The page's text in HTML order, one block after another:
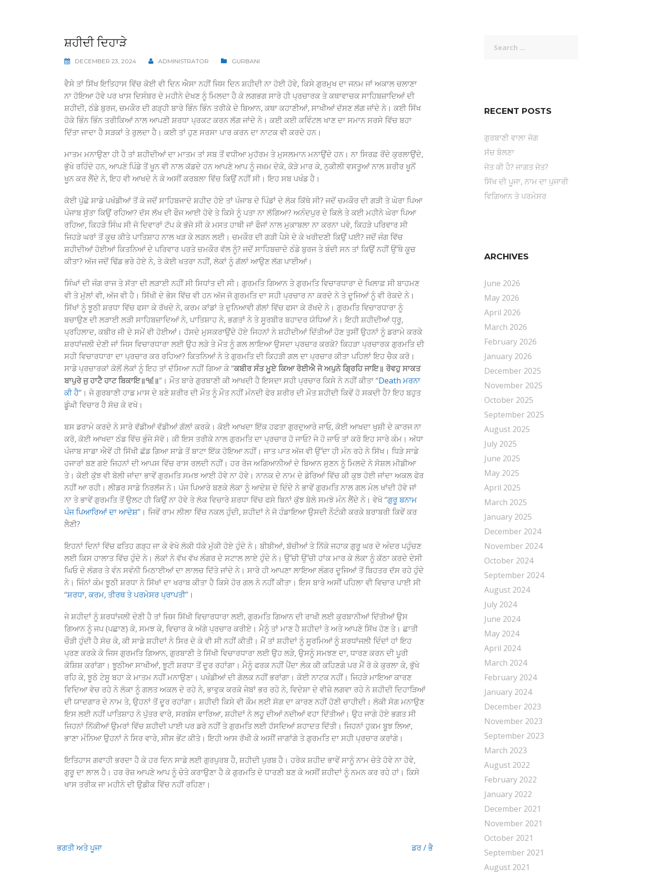
ਸ਼ਹੀਦੀ ਦਿਹਾੜੇ
DECEMBER 23, 2024 ADMINISTRATOR GURBANI
ਵੈਸੇ ਤਾਂ ਸਿੱਖ ਇਤਿਹਾਸ ਵਿੱਚ ਕੋਈ ਵੀ ਦਿਨ ਐਸਾ ਨਹੀਂ ਜਿਸ ਦਿਨ ਸ਼ਹੀਦੀ ਨਾ ਹੋਈ ਹੋਵੇ, ਕਿਸੇ ਗੁਰਮੁਖ ਦਾ ਜਨਮ ਜਾਂ ਅਕਾਲ ਚਲਾਣਾ
ਨਾ ਹੋਇਆ ਹੋਵੇ ਪਰ ਖਾਸ ਦਿਸੰਬਰ ਦੇ ਮਹੀਨੇ ਦੇਖਣ ਨੂੰ ਮਿਲਦਾ ਹੈ ਕੇ ਲਗਭਗ ਸਾਰੇ ਹੀ ਪ੍ਰਚਾਰਕ ਤੇ ਕਥਾਵਾਚਕ ਸਾਹਿਬਜ਼ਾਦਿਆਂ ਦੀ
ਸ਼ਹੀਦੀ, ਠੰਡੇ ਬੁਰਜ, ਚਮਕੌਰ ਦੀ ਗੜ੍ਹੀ ਬਾਰੇ ਭਿੰਨ ਭਿੰਨ ਤਰੀਕੇ ਦੇ ਬਿਆਨ, ਕਥਾ ਕਹਾਣੀਆਂ, ਸਾਖੀਆਂ ਦੱਸਣ ਲੱਗ ਜਾਂਦੇ ਨੇ। ਕਈ ਸਿੱਖ
ਹੋਕੇ ਭਿੰਨ ਭਿੰਨ ਤਰੀਕਿਆਂ ਨਾਲ ਆਪਣੀ ਸ਼ਰਧਾ ਪ੍ਰਕਟ ਕਰਨ ਲੱਗ ਜਾਂਦੇ ਨੇ। ਕਈ ਕਈ ਕਵਿੰਟਲ ਖਾਣ ਦਾ ਸਮਾਨ ਸਰਸੇ ਵਿੱਚ ਬਹਾ
ਦਿੱਤਾ ਜਾਦਾ ਹੈ ਸੜਕਾਂ ਤੇ ਰੁਲਦਾ ਹੈ। ਕਈ ਤਾਂ ਹੁਣ ਸਰਸਾ ਪਾਰ ਕਰਨ ਦਾ ਨਾਟਕ ਵੀ ਕਰਦੇ ਹਨ।
ਮਾਤਮ ਮਨਾਉਣਾ ਹੀ ਹੈ ਤਾਂ ਸ਼ਹੀਦੀਆਂ ਦਾ ਮਾਤਮ ਤਾਂ ਸਬ ਤੋਂ ਵਧੀਆ ਮੁਹੱਰਮ ਤੇ ਮੁਸਲਮਾਨ ਮਨਾਉਂਦੇ ਹਨ। ਨਾ ਸਿਰਫ਼ ਰੋਂਦੇ ਕੁਰਲਾਉਂਦੇ,
ਭੁੱਖੇ ਰਹਿੰਦੇ ਹਨ, ਆਪਣੇ ਪਿੰਡੇ ਤੋਂ ਖੂਨ ਵੀ ਨਾਲ ਕੱਡਦੇ ਹਨ ਆਪਣੇ ਆਪ ਨੂੰ ਜਖ਼ਮ ਦੇਕੇ, ਕੋੜੇ ਮਾਰ ਕੇ, ਨੁਕੀਲੀ ਵਸਤੂਆਂ ਨਾਲ ਸ਼ਰੀਰ ਖੂਨੋਂ
ਖੂਨ ਕਰ ਲੈਂਦੇ ਨੇ, ਇਹ ਵੀ ਆਖਦੇ ਨੇ ਕੇ ਅਸੀਂ ਕਰਬਲਾ ਵਿੱਚ ਕਿਉਂ ਨਹੀਂ ਸੀ। ਇਹ ਸਬ ਪਖੰਡ ਹੈ।
ਕੋਈ ਪੁੱਛੇ ਸਾਡੇ ਪਖੰਡੀਆਂ ਤੋਂ ਕੇ ਜਦੋਂ ਸਾਹਿਬਜਾਦੇ ਸ਼ਹੀਦ ਹੋਏ ਤਾਂ ਪੰਜਾਬ ਦੇ ਪਿੰਡਾਂ ਦੇ ਲੋਕ ਕਿੱਥੇ ਸੀ? ਜਦੋਂ ਚਮਕੌਰ ਦੀ ਗੜੀ ਤੇ ਘੇਰਾ ਪਿਆ
ਪੰਜਾਬ ਸੁੱਤਾ ਕਿਉਂ ਰਹਿਆ? ਦੱਸ ਲੱਖ ਦੀ ਫੌਜ ਆਈ ਹੋਵੇ ਤੇ ਕਿਸੇ ਨੂੰ ਪਤਾ ਨਾ ਲੱਗਿਆ? ਅਨੰਦਪੁਰ ਦੇ ਕਿਲੇ ਤੇ ਕਈ ਮਹੀਨੇ ਘੇਰਾ ਪਿਆ
ਰਹਿਆ, ਕਿਹੜੇ ਸਿੰਘ ਸੀ ਜੋ ਦਿਵਾਰਾਂ ਟੱਪ ਕੇ ਭੱਜੇ ਸੀ ਕੇ ਮਸਤ ਹਾਥੀ ਜਾਂ ਫੌਜਾਂ ਨਾਲ ਮੁਕਾਬਲਾ ਨਾ ਕਰਨਾ ਪਵੇ, ਕਿਹੜੇ ਪਰਿਵਾਰ ਸੀ
ਜਿਹੜੇ ਘਰਾਂ ਤੋਂ ਕੂਚ ਕੀਤੇ ਪਾਤਿਸ਼ਾਹ ਨਾਲ ਖੜ ਕੇ ਲੜਨ ਲਈ। ਚਮਕੌਰ ਦੀ ਗੜੀ ਪੈਸੇ ਦੇ ਕੇ ਖਰੀਦਣੀ ਕਿਉਂ ਪਈ? ਜਦੋਂ ਜੰਗ ਵਿੱਚ
ਸ਼ਹੀਦੀਆਂ ਹੋਈਆਂ ਕਿਤਨਿਆਂ ਦੇ ਪਰਿਵਾਰ ਪਰਤੇ ਚਮਕੌਰ ਵੱਲ ਨੂੰ? ਜਦੋਂ ਸਾਹਿਬਜ਼ਾਦੇ ਠੰਡੇ ਬੁਰਜ ਤੇ ਬੰਦੀ ਸਨ ਤਾਂ ਕਿਉਂ ਨਹੀਂ ਉੱਥੇ ਕੂਚ
ਕੀਤਾ? ਅੱਜ ਜਦੋਂ ਢਿੱਡ ਭਰੇ ਹੋਏ ਨੇ, ਤੇ ਕੋਈ ਖਤਰਾ ਨਹੀਂ, ਲੋਕਾਂ ਨੂੰ ਗੱਲਾਂ ਆਉਣ ਲੱਗ ਪਾਈਆਂ।
ਸਿੰਘਾਂ ਦੀ ਜੰਗ ਰਾਜ ਤੇ ਸੱਤਾ ਦੀ ਲੜਾਈ ਨਹੀਂ ਸੀ ਸਿਧਾਂਤ ਦੀ ਸੀ। ਗੁਰਮਤਿ ਗਿਆਨ ਤੇ ਗੁਰਮਤਿ ਵਿਚਾਰਧਾਰਾ ਦੇ ਖਿਲਾਫ਼ ਸੀ ਬਾਹਮਣ
ਵੀ ਤੇ ਮੁੱਲਾਂ ਵੀ, ਅੱਜ ਵੀ ਹੈ। ਸਿੱਖੀ ਦੇ ਭੇਸ ਵਿੱਚ ਵੀ ਹਨ ਅੱਜ ਜੋ ਗੁਰਮਤਿ ਦਾ ਸਹੀ ਪ੍ਰਚਾਰ ਨਾ ਕਰਦੇ ਨੇ ਤੇ ਦੂਜਿਆਂ ਨੂੰ ਵੀ ਰੋਕਦੇ ਨੇ।
ਸਿੱਖਾਂ ਨੂੰ ਝੂਠੀ ਸ਼ਰਧਾ ਵਿੱਚ ਫਸਾ ਕੇ ਰੱਖਦੇ ਨੇ, ਕਰਮ ਕਾਂਡਾਂ ਤੇ ਦੁਨਿਆਵੀ ਗੱਲਾਂ ਵਿੱਚ ਫਸਾ ਕੇ ਰੱਖਦੇ ਨੇ। ਗੁਰਮਤਿ ਵਿਚਾਰਧਾਰਾ ਨੂੰ
ਬਚਾਉਣ ਦੀ ਲੜਾਈ ਲੜੀ ਸਾਹਿਬਜ਼ਾਦਿਆਂ ਨੇ, ਪਾਤਿਸ਼ਾਹ ਨੇ, ਭਗਤਾਂ ਨੇ ਤੇ ਸੂਰਬੀਰ ਬਹਾਦਰ ਯੋਧਿਆਂ ਨੇ। ਇਹੀ ਸ਼ਹੀਦੀਆਂ ਧ੍ਰੂ,
ਪ੍ਰਹਿਲਾਦ, ਕਬੀਰ ਜੀ ਦੇ ਸਮੇਂ ਵੀ ਹੋਈਆਂ। ਹੱਸਦੇ ਮੁਸਕਰਾਉਂਦੇ ਹੋਏ ਜਿਹਨਾਂ ਨੇ ਸ਼ਹੀਦੀਆਂ ਦਿੱਤੀਆਂ ਹੋਣ ਤੁਸੀਂ ਉਹਨਾਂ ਨੂੰ ਡਰਾਮੇ ਕਰਕੇ
ਸ਼ਰਧਾਂਜਲੀ ਦੇਣੀ ਜਾਂ ਜਿਸ ਵਿਚਾਰਧਾਰਾ ਲਈ ਉਹ ਲੜੇ ਤੇ ਮੌਤ ਨੂੰ ਗਲ ਲਾਇਆ ਉਸਦਾ ਪ੍ਰਚਾਰ ਕਰਕੇ? ਕਿਹੜਾ ਪ੍ਰਚਾਰਕ ਗੁਰਮਤਿ ਦੀ
ਸਹੀ ਵਿਚਾਰਧਾਰਾ ਦਾ ਪ੍ਰਚਾਰ ਕਰ ਰਹਿਆ? ਕਿਤਨਿਆਂ ਨੇ ਤੇ ਗੁਰਮਤਿ ਦੀ ਕਿਹੜੀ ਗਲ ਦਾ ਪ੍ਰਚਾਰ ਕੀਤਾ ਪਹਿਲਾਂ ਇਹ ਚੈਕ ਕਰੋ।
ਸਾਡੇ ਪ੍ਰਚਾਰਕਾਂ ਕੋਲੋਂ ਲੋਕਾਂ ਨੂੰ ਇਹ ਤਾਂ ਦੱਸਿਆ ਨਹੀਂ ਗਿਆ ਕੇ “ਕਬੀਰ ਸੰਤ ਮੂਏ ਕਿਆ ਰੋਈਐ ਜੋ ਅਪੁਨੇ ਗ੍ਰਿਹਿ ਜਾਇ॥ ਰੋਵਹੁ ਸਾਕਤ
ਬਾਪੁਰੇ ਜੁ ਹਾਟੈ ਹਾਟ ਬਿਕਾਇ॥੧੬॥”। ਮੌਤ ਬਾਰੇ ਗੁਰਬਾਣੀ ਕੀ ਆਖਦੀ ਹੈ ਇਸਦਾ ਸਹੀ ਪ੍ਰਚਾਰ ਕਿਸੇ ਨੇ ਨਹੀਂ ਕੀਤਾ “Death ਮਰਨਾ
ਕੀ ਹੈ”। ਜੇ ਗੁਰਬਾਣੀ ਹਾਡ ਮਾਸ ਦੇ ਬਣੇ ਸ਼ਰੀਰ ਦੀ ਮੌਤ ਨੂੰ ਮੌਤ ਨਹੀਂ ਮੰਨਦੀ ਫੇਰ ਸ਼ਰੀਰ ਦੀ ਮੌਤ ਸ਼ਹੀਦੀ ਕਿਵੇਂ ਹੋ ਸਕਦੀ ਹੈ? ਇਹ ਬਹੁਤ
ਡੂੰਘੀ ਵਿਚਾਰ ਹੈ ਸੋਚ ਕੇ ਵਖੋ।
ਬਸ ਡਰਾਮੇ ਕਰਦੇ ਨੇ ਸਾਰੇ ਵੱਡੀਆਂ ਵੱਡੀਆਂ ਗੱਲਾਂ ਕਰਕੇ। ਕੋਈ ਆਖਦਾ ਇੱਕ ਹਫਤਾ ਗੁਰਦੁਆਰੇ ਜਾਓ, ਕੋਈ ਆਖਦਾ ਖੁਸ਼ੀ ਦੇ ਕਾਰਜ ਨਾ
ਕਰੋ, ਕੋਈ ਆਖਦਾ ਠੰਡ ਵਿੱਚ ਭੁੰਜੇ ਸੋਵੋ। ਕੀ ਇਸ ਤਰੀਕੇ ਨਾਲ ਗੁਰਮਤਿ ਦਾ ਪ੍ਰਚਾਰ ਹੋ ਜਾਓ? ਜੇ ਹੋ ਜਾਓ ਤਾਂ ਕਰੋ ਇਹ ਸਾਰੇ ਕੰਮ। ਅੱਧਾ
ਪੰਜਾਬ ਸਾਡਾ ਐਵੇਂ ਹੀ ਸਿੱਖੀ ਛੱਡ ਗਿਆ ਸਾਡੇ ਤੋਂ ਬਾਟਾ ਇੱਕ ਹੋਇਆ ਨਹੀਂ। ਜਾਤ ਪਾਤ ਅੱਜ ਵੀ ਉੱਦਾ ਹੀ ਮੰਨ ਰਹੇ ਨੇ ਸਿੱਖ। ਧਿੜੇ ਸਾਡੇ
ਹਜਾਰਾਂ ਬਣ ਗਏ ਜਿਹਨਾਂ ਦੀ ਆਪਸ ਵਿੱਚ ਰਾਸ ਰਲਦੀ ਨਹੀਂ। ਹਰ ਰੋਜ ਅਗਿਆਨੀਆਂ ਦੇ ਬਿਆਨ ਸੁਣਨ ਨੂੰ ਮਿਲਦੇ ਨੇ ਸੋਸ਼ਲ ਮੀਡੀਆ
ਤੇ। ਕੋਈ ਕੁੱਝ ਵੀ ਬੋਲੀ ਜਾਂਦਾ ਭਾਵੇਂ ਗੁਰਮਤਿ ਸਮਝ ਆਈ ਹੋਵੇ ਨਾ ਹੋਵੇ। ਨਾਨਕ ਦੇ ਨਾਮ ਦੇ ਡੇਰਿਆਂ ਵਿੱਚ ਕੀ ਕੁਝ ਹੋਈ ਜਾਂਦਾ ਅਕਲ ਫੇਰ
ਨਹੀਂ ਆ ਰਹੀ। ਲੀਡਰ ਸਾਡੇ ਨਿਰਲੱਜ ਨੇ। ਪੰਜ ਪਿਆਰੇ ਬਣਕੇ ਲੋਕਾ ਨੂੰ ਆਦੇਸ਼ ਦੇ ਦਿੰਦੇ ਨੇ ਭਾਵੇਂ ਗੁਰਮਤਿ ਨਾਲ ਗਲ ਮੇਲ ਖਾਂਦੀ ਹੋਵੇ ਜਾਂ
ਨਾ ਤੇ ਭਾਵੇਂ ਗੁਰਮਤਿ ਤੋਂ ਉਲਟ ਹੀ ਕਿਉਂ ਨਾ ਹੋਵੇ ਤੇ ਲੋਕ ਵਿਚਾਰੇ ਸ਼ਰਧਾ ਵਿੱਚ ਫਸੇ ਬਿਨਾਂ ਕੁੱਝ ਬੋਲੇ ਸਮਝੇ ਮੰਨ ਲੈਂਦੇ ਨੇ। ਵੇਖੋ “ਗੁਰੂ ਬਨਾਮ
ਪੰਜ ਪਿਆਰਿਆਂ ਦਾ ਆਦੇਸ਼”। ਜਿਵੇਂ ਰਾਮ ਲੀਲਾ ਵਿੱਚ ਨਕਲ ਹੁੰਦੀ, ਸ਼ਹੀਦਾਂ ਨੇ ਜੋ ਹੰਡਾਇਆ ਉਸਦੀ ਨੌਟੰਕੀ ਕਰਕੇ ਬਰਾਬਰੀ ਕਿਵੇਂ ਕਰ
ਲੈਣੀ?
ਇਹਨਾਂ ਦਿਨਾਂ ਵਿੱਚ ਫਤਿਹ ਗੜ੍ਹ ਜਾ ਕੇ ਵੇਖੋ ਲੋਕੀ ਧੱਕੇ ਮੁੱਕੀ ਹੋਏ ਹੁੰਦੇ ਨੇ। ਬੀਬੀਆਂ, ਬੱਚੀਆਂ ਤੇ ਨਿੱਕੇ ਜਹਾਕ ਗੁਰੂ ਘਰ ਦੇ ਅੰਦਰ ਪਹੁੰਚਣ
ਲਈ ਕਿਸ ਹਾਲਾਤ ਵਿੱਚ ਹੁੰਦੇ ਨੇ। ਲੋਕਾਂ ਨੇ ਵੱਖ ਵੱਖ ਲੰਗਰ ਦੇ ਸਟਾਲ ਲਾਏ ਹੁੰਦੇ ਨੇ। ਉੱਚੀ ਉੱਚੀ ਹਾਂਕ ਮਾਰ ਕੇ ਲੋਕਾ ਨੂੰ ਕੱਠਾ ਕਰਦੇ ਦੇਸੀ
ਘਿਓ ਦੇ ਲੰਗਰ ਤੇ ਵੰਨ ਸਵੰਨੀ ਮਿਠਾਈਆਂ ਦਾ ਲਾਲਚ ਦਿੱਤੇ ਜਾਂਦੇ ਨੇ। ਸਾਰੇ ਹੀ ਆਪਣਾ ਲਾਇਆ ਲੰਗਰ ਦੂਜਿਆਂ ਤੋਂ ਬਿਹਤਰ ਦੱਸ ਰਹੇ ਹੁੰਦੇ
ਨੇ। ਜਿੰਨਾਂ ਕੰਮ ਝੂਠੀ ਸ਼ਰਧਾ ਨੇ ਸਿੱਖਾਂ ਦਾ ਖਰਾਬ ਕੀਤਾ ਹੈ ਕਿਸੇ ਹੋਰ ਗਲ ਨੇ ਨਹੀਂ ਕੀਤਾ। ਇਸ ਬਾਰੇ ਅਸੀਂ ਪਹਿਲਾ ਵੀ ਵਿਚਾਰ ਪਾਈ ਸੀ
“ਸ਼ਰਧਾ, ਕਰਮ, ਤੀਰਥ ਤੇ ਪਰਮੇਸਰ ਪ੍ਰਾਪਤੀ”।
ਜੇ ਸ਼ਹੀਦਾਂ ਨੂੰ ਸ਼ਰਧਾਂਜਲੀ ਦੇਣੀ ਹੈ ਤਾਂ ਜਿਸ ਸਿੱਖੀ ਵਿਚਾਰਧਾਰਾ ਲਈ, ਗੁਰਮਤਿ ਗਿਆਨ ਦੀ ਰਾਖੀ ਲਈ ਕੁਰਬਾਨੀਆਂ ਦਿੱਤੀਆਂ ਉਸ
ਗਿਆਨ ਨੂੰ ਜਪ (ਪਛਾਣ) ਕੇ, ਸਮਝ ਕੇ, ਵਿਚਾਰ ਕੇ ਅੱਗੇ ਪ੍ਰਚਾਰ ਕਰੀਏ। ਮੈਨੂੰ ਤਾਂ ਮਾਣ ਹੈ ਸ਼ਹੀਦਾਂ ਤੇ ਅਤੇ ਆਪਣੇ ਸਿੱਖ ਹੋਣ ਤੇ। ਛਾਤੀ
ਚੌੜੀ ਹੁੰਦੀ ਹੈ ਸੋਚ ਕੇ, ਕੀ ਸਾਡੇ ਸ਼ਹੀਦਾਂ ਨੇ ਸਿਰ ਦੇ ਕੇ ਵੀ ਸੀ ਨਹੀਂ ਕੀਤੀ। ਮੈਂ ਤਾਂ ਸ਼ਹੀਦਾਂ ਨੂੰ ਸੂਰਮਿਆਂ ਨੂੰ ਸ਼ਰਧਾਂਜਲੀ ਦਿੰਦਾਂ ਹਾਂ ਇਹ
ਪ੍ਰਣ ਕਰਕੇ ਕੇ ਜਿਸ ਗੁਰਮਤਿ ਗਿਆਨ, ਗੁਰਬਾਣੀ ਤੇ ਸਿੱਖੀ ਵਿਚਾਰਧਾਰਾ ਲਈ ਉਹ ਲੜੇ, ਉਸਨੂੰ ਸਮਝਣ ਦਾ, ਧਾਰਣ ਕਰਨ ਦੀ ਪੂਰੀ
ਕੋਸ਼ਿਸ਼ ਕਰਾਂਗਾ। ਝੂਠੀਆ ਸਾਖੀਆਂ, ਝੂਟੀ ਸ਼ਰਧਾ ਤੋਂ ਦੂਰ ਰਹਾਂਗਾ। ਮੈਨੂੰ ਫਰਕ ਨਹੀਂ ਪੈਂਦਾ ਲੋਕ ਕੀ ਕਹਿਣਗੇ ਪਰ ਮੈਂ ਰੋ ਕੇ ਕੁਰਲਾ ਕੇ, ਭੁੱਖੇ
ਰਹਿ ਕੇ, ਝੂਠੇ ਟੇਸੂ ਬਹਾ ਕੇ ਮਾਤਮ ਨਹੀਂ ਮਨਾਉਣਾ। ਪਖੰਡੀਆਂ ਦੀ ਗੋਲਕ ਨਹੀਂ ਭਰਾਂਗਾ। ਕੋਈ ਨਾਟਕ ਨਹੀਂ। ਜਿਹੜੇ ਮਾਇਆ ਕਾਰਣ
ਵਿਦਿਆ ਵੇਚ ਰਹੇ ਨੇ ਲੋਕਾ ਨੂੰ ਗਲਤ ਅਕਲ ਦੇ ਰਹੇ ਨੇ, ਭਾਵੁਕ ਕਰਕੇ ਜੇਬਾਂ ਭਰ ਰਹੇ ਨੇ, ਵਿਦੇਸ਼ਾ ਦੇ ਵੀਜ਼ੇ ਲਗਵਾ ਰਹੇ ਨੇ ਸ਼ਹੀਦੀ ਦਿਹਾੜਿਆਂ
ਦੀ ਯਾਦਗਾਰ ਦੇ ਨਾਮ ਤੇ, ਉਹਨਾਂ ਤੋਂ ਦੂਰ ਰਹਾਂਗਾ। ਸ਼ਹੀਦੀ ਕਿਸੇ ਵੀ ਕੌਮ ਲਈ ਸੋਗ ਦਾ ਕਾਰਣ ਨਹੀਂ ਹੋਣੀ ਚਾਹੀਦੀ। ਲੋਕੀ ਸੋਗ ਮਨਾਉਣ
ਇਸ ਲਈ ਨਹੀਂ ਪਾਤਿਸ਼ਾਹ ਨੇ ਪੁੱਤਰ ਵਾਰੇ, ਸਰਬੰਸ ਵਾਰਿਆ, ਸ਼ਹੀਦਾਂ ਨੇ ਲਹੂ ਦੀਆਂ ਨਦੀਆਂ ਵਹਾ ਦਿੱਤੀਆਂ। ਉਹ ਜਾਗੇ ਹੋਏ ਭਗਤ ਸੀ
ਜਿਹਨਾਂ ਨਿੱਕੀਆਂ ਉਮਰਾਂ ਵਿੱਚ ਸ਼ਹੀਦੀ ਪਾਈ ਪਰ ਡਰੇ ਨਹੀਂ ਤੇ ਗੁਰਮਤਿ ਲਈ ਹੱਸਦਿਆਂ ਸ਼ਹਾਦਤ ਦਿੱਤੀ। ਜਿਹਨਾਂ ਹੁਕਮ ਬੂਝ ਲਿਆ,
ਭਾਣਾ ਮੰਨਿਆ ਉਹਨਾਂ ਨੇ ਸਿਰ ਵਾਰੇ, ਸੀਸ ਭੇਂਟ ਕੀਤੇ। ਇਹੀ ਆਸ ਰੱਖੀ ਕੇ ਅਸੀਂ ਜਾਗਾਂਗੇ ਤੇ ਗੁਰਮਤਿ ਦਾ ਸਹੀ ਪ੍ਰਚਾਰ ਕਰਾਂਗੇ।
ਇਤਿਹਾਸ ਗਵਾਹੀ ਭਰਦਾ ਹੈ ਕੇ ਹਰ ਦਿਨ ਸਾਡੇ ਲਈ ਗੁਰਪੁਰਬ ਹੈ, ਸ਼ਹੀਦੀ ਪੁਰਬ ਹੈ। ਹਰੇਕ ਸ਼ਹੀਦ ਭਾਵੇਂ ਸਾਨੂੰ ਨਾਮ ਚੇਤੇ ਹੋਵੇ ਨਾ ਹੋਵੇ,
ਗੁਰੂ ਦਾ ਲਾਲ ਹੈ। ਹਰ ਰੋਜ਼ ਆਪਣੇ ਆਪ ਨੂੰ ਚੇਤੇ ਕਰਾਉਣਾ ਹੈ ਕੇ ਗੁਰਮਤਿ ਦੇ ਧਾਰਣੀ ਬਣ ਕੇ ਅਸੀਂ ਸ਼ਹੀਦਾਂ ਨੂੰ ਨਮਨ ਕਰ ਰਹੇ ਹਾਂ। ਕਿਸੇ
ਖਾਸ ਤਰੀਕ ਜਾ ਮਹੀਨੇ ਦੀ ਉਡੀਕ ਵਿੱਚ ਨਹੀਂ ਰਹਿਣਾ।
Post
ਭਗਤੀ ਅਤੇ ਪੂਜਾ ਡਰ / ਭੈ
for:
RECENT POSTS
ਗੁਰਬਾਣੀ ਵਾਲਾ ਜੋਗ
ਸੱਚ ਬੋਲਣਾ
ਜੋਤ ਕੀ ਹੈ? ਜਾਗਤ ਜੋਤ?
ਸਿੱਖ ਦੀ ਪੂਜਾ, ਨਾਮ ਦਾ ਪੁਜਾਰੀ
ਵਿਗਿਆਨ ਤੇ ਪਰਮੇਸਰ
ARCHIVES
June 2026
May 2026
April 2026
March 2026
February 2026
January 2026
December 2025
November 2025
October 2025
September 2025
August 2025
July 2025
June 2025
May 2025
April 2025
March 2025
January 2025
December 2024
November 2024
October 2024
September 2024
August 2024
July 2024
June 2024
May 2024
April 2024
March 2024
February 2024
January 2024
December 2023
November 2023
September 2023
March 2023
August 2022
February 2022
January 2022
December 2021
November 2021
October 2021
September 2021
August 2021